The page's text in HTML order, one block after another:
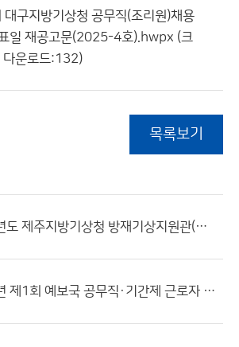
구지방기상청 공무직(조리원)채용
일 재공고문(2025-4호).hwpx (크
운로드:132)
목록보기
2025년도 제주지방기상청 방재기상지원관(기간제근로자) 서류전형 합격자 발표 및 면접전형 일정 공고
2025년 제1회 예보국 공무직·기간제 근로자 채용 공고